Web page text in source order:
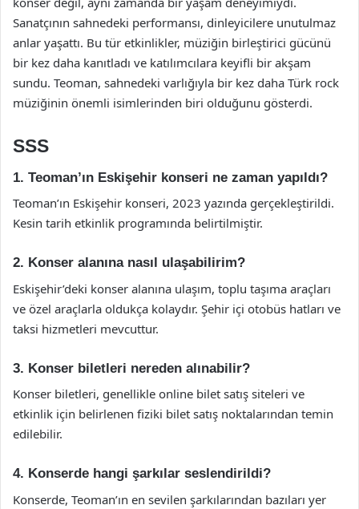
Sanatçının sahnedeki performansı, dinleyicilere unutulmaz
anlar yaşattı. Bu tür etkinlikler, müziğin birleştirici gücünü
bir kez daha kanıtladı ve katılımcılara keyifli bir akşam
sundu. Teoman, sahnedeki varlığıyla bir kez daha Türk rock
müziğinin önemli isimlerinden biri olduğunu gösterdi.
SSS
1. Teoman’ın Eskişehir konseri ne zaman yapıldı?
Teoman’ın Eskişehir konseri, 2023 yazında gerçekleştirildi.
Kesin tarih etkinlik programında belirtilmiştir.
2. Konser alanına nasıl ulaşabilirim?
Eskişehir’deki konser alanına ulaşım, toplu taşıma araçları
ve özel araçlarla oldukça kolaydır. Şehir içi otobüs hatları ve
taksi hizmetleri mevcuttur.
3. Konser biletleri nereden alınabilir?
Konser biletleri, genellikle online bilet satış siteleri ve
etkinlik için belirlenen fiziki bilet satış noktalarından temin
edilebilir.
4. Konserde hangi şarkılar seslendirildi?
Konserde, Teoman’ın en sevilen şarkılarından bazıları yer